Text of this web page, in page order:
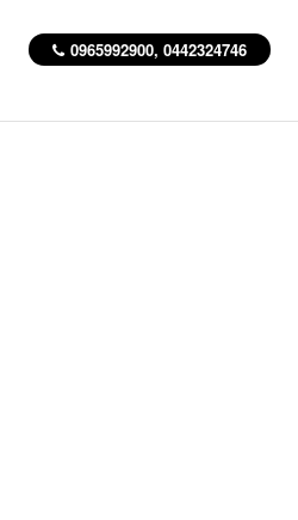
0965992900, 0442324746